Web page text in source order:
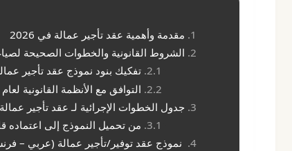
مقدمة وأهمية عقد تأجير عمالة في 2026
الشروط القانونية والخطوات الصحيحة
تفكيك بنود نموذج عقد تأجير
التوافق مع الأنظمة القانونية لعام 2026
جدول الخطوات الإجرائية لـ عقد تأجير عمالة
من تحميل النموذج إلى اعتماده
نموذج عقد توفير/تأجير عمالة (عربي –